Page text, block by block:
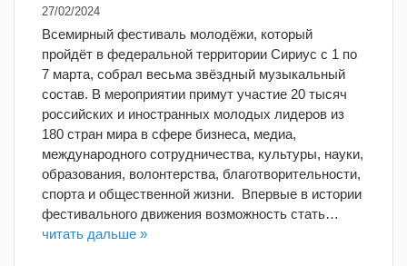
27/02/2024
Всемирный фестиваль молодёжи, который
пройдёт в федеральной территории Сириус с 1 по
7 марта, собрал весьма звёздный музыкальный
состав. В мероприятии примут участие 20 тысяч
российских и иностранных молодых лидеров из
180 стран мира в сфере бизнеса, медиа,
международного сотрудничества, культуры, науки,
образования, волонтерства, благотворительности,
спорта и общественной жизни. Впервые в истории
фестивального движения возможность стать…
читать дальше »